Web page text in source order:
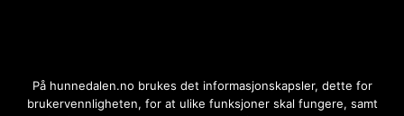
Personvernerklæring
På hunnedalen.no brukes det informasjonskapsler, dette for
brukervennligheten, for at ulike funksjoner skal fungere, samt